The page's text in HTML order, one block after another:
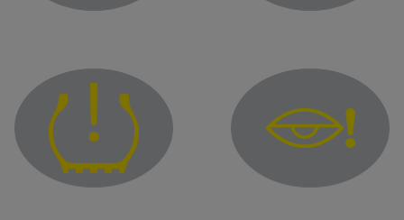
Spia che indica una
Spia pneumatici sgonfi
Spia di